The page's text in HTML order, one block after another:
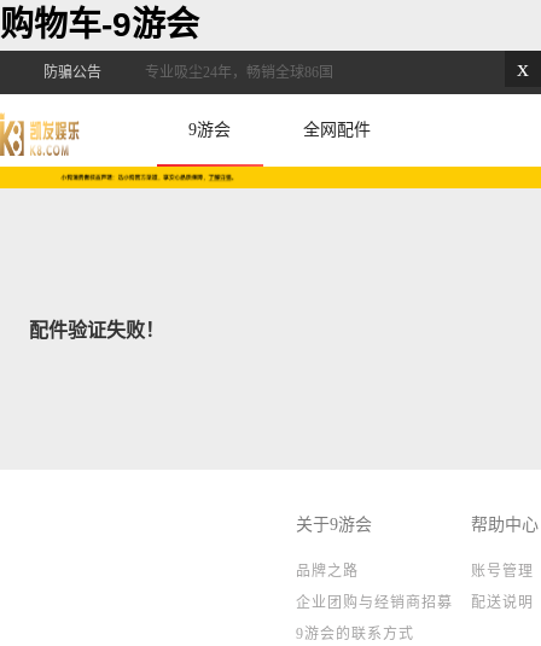
购物车-9游会
x
防骗公告 专业吸尘24年，畅销全球86国
9游会 全网配件
配件验证失败！
关于9游会
品牌之路
企业团购与经销商招募
9游会的联系方式
帮助中心
账号管理
配送说明